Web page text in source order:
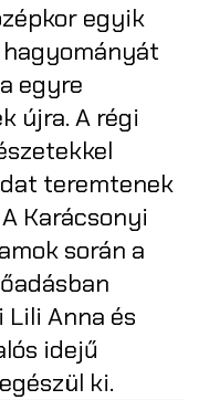
egyik
egyre
újra. A régi
teremtenek
Karácsonyi
során a
Anna és
idejű
ki.